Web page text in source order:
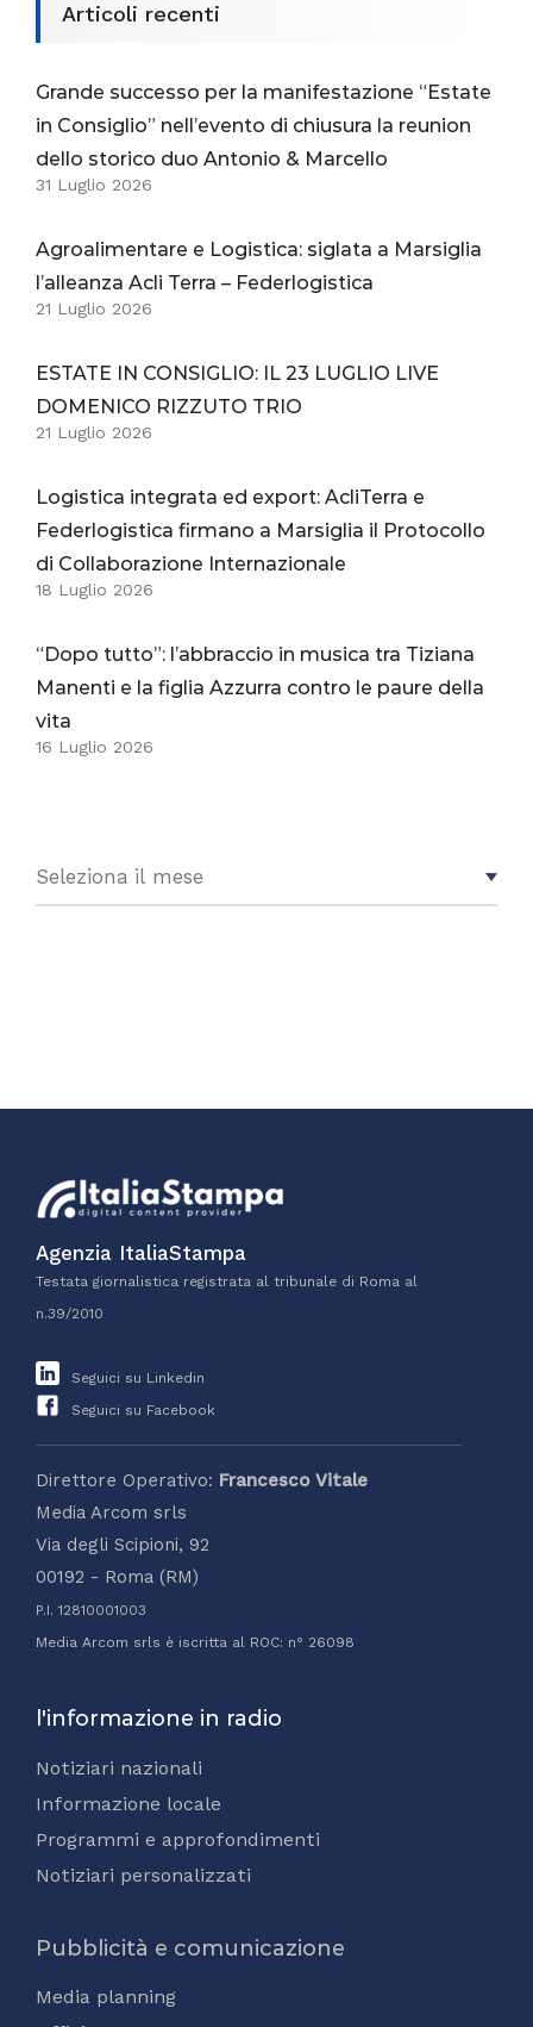
Articoli recenti
Grande successo per la manifestazione “Estate
in Consiglio” nell’evento di chiusura la reunion
dello storico duo Antonio & Marcello
31 Luglio 2026
Agroalimentare e Logistica: siglata a Marsiglia
l’alleanza Acli Terra – Federlogistica
21 Luglio 2026
ESTATE IN CONSIGLIO: IL 23 LUGLIO LIVE
DOMENICO RIZZUTO TRIO
21 Luglio 2026
Logistica integrata ed export: AcliTerra e
Federlogistica firmano a Marsiglia il Protocollo
di Collaborazione Internazionale
18 Luglio 2026
“Dopo tutto”: l’abbraccio in musica tra Tiziana
Manenti e la figlia Azzurra contro le paure della
vita
16 Luglio 2026
Agenzia ItaliaStampa
Testata giornalistica registrata al tribunale di Roma al
n.39/2010
Seguici su Linkedin
Seguici su Facebook
Direttore Operativo: Francesco Vitale
Media Arcom srls
Via degli Scipioni, 92
00192 - Roma (RM)
P.I. 12810001003
Media Arcom srls è iscritta al ROC: n° 26098
l'informazione in radio
Notiziari nazionali
Informazione locale
Programmi e approfondimenti
Notiziari personalizzati
Pubblicità e comunicazione
Media planning